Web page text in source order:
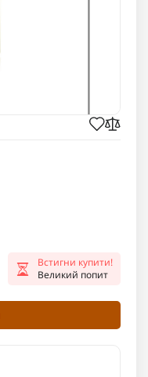
Встигни купити!
Великий попит